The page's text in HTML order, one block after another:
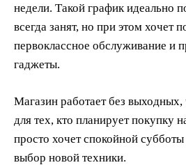
недели. Такой график идеально
всегда занят, но при этом хочет
первоклассное обслуживание и
гаджеты.
Магазин работает без
для тех, кто планирует покупку
просто хочет спокойной
выбор новой техники.